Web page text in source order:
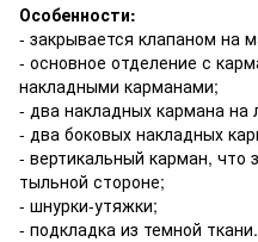
Особенности:
- закрывается клапаном на
- основное отделение с
накладными карманами;
- два накладных кармана на
- два боковых накладных
- вертикальный карман, что
тыльной стороне;
- шнурки-утяжки;
- подкладка из темной ткани.